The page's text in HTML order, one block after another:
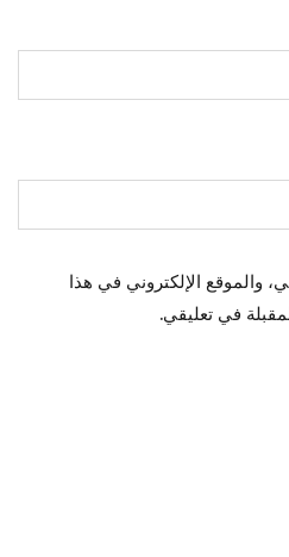
والموقع الإلكتروني في هذا
في تعليقي.